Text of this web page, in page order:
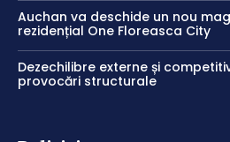
Auchan va deschide un nou
rezidențial One Floreasca City
Dezechilibre externe și
provocări structurale